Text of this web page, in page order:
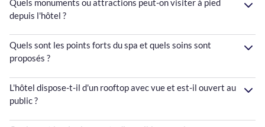
Quels monuments ou attractions peut-on visiter à pied
depuis l'hôtel ?
Quels sont les points forts du spa et quels soins sont
proposés ?
L'hôtel dispose-t-il d'un rooftop avec vue et est-il ouvert au
public ?